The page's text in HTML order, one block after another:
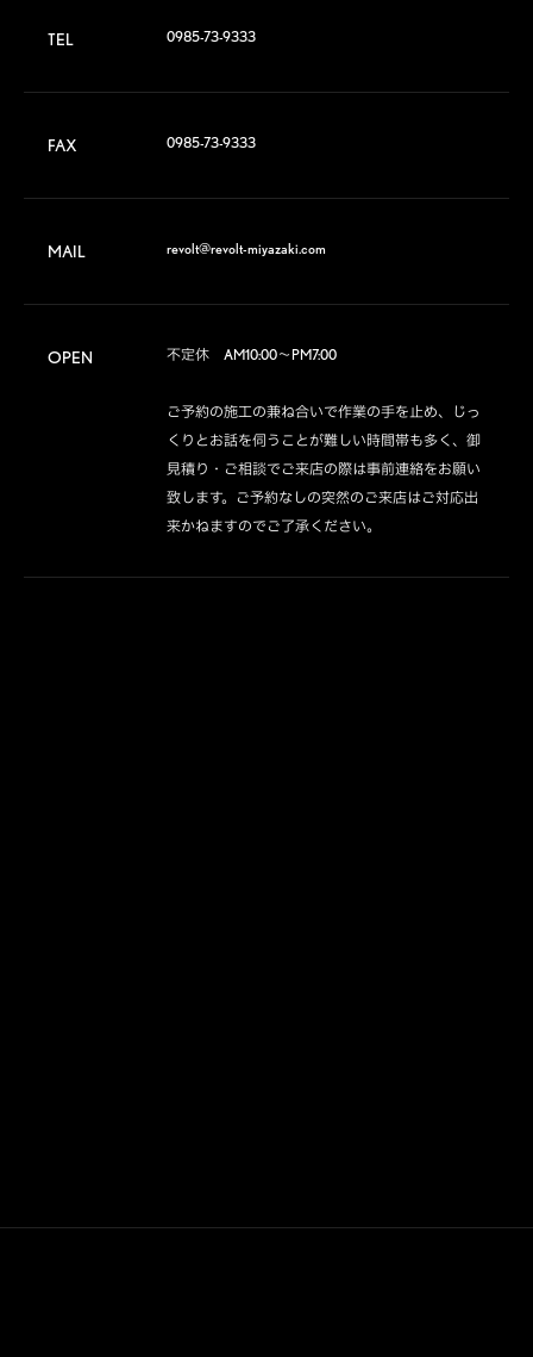
TEL 0985-73-9333
FAX 0985-73-9333
MAIL revolt@revolt-miyazaki.com
OPEN 不定休　AM10:00～PM7:00
ご予約の施工の兼ね合いで作業の手を止め、じっ
くりとお話を伺うことが難しい時間帯も多く、御
見積り・ご相談でご来店の際は事前連絡をお願い
致します。ご予約なしの突然のご来店はご対応出